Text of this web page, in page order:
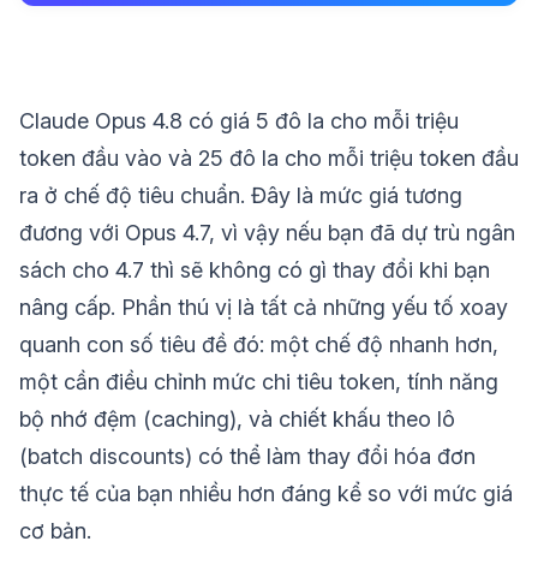
Claude Opus 4.8 có giá 5 đô la cho mỗi triệu
token đầu vào và 25 đô la cho mỗi triệu token đầu
ra ở chế độ tiêu chuẩn. Đây là mức giá tương
đương với Opus 4.7, vì vậy nếu bạn đã dự trù ngân
sách cho 4.7 thì sẽ không có gì thay đổi khi bạn
nâng cấp. Phần thú vị là tất cả những yếu tố xoay
quanh con số tiêu đề đó: một chế độ nhanh hơn,
một cần điều chỉnh mức chi tiêu token, tính năng
bộ nhớ đệm (caching), và chiết khấu theo lô
(batch discounts) có thể làm thay đổi hóa đơn
thực tế của bạn nhiều hơn đáng kể so với mức giá
cơ bản.